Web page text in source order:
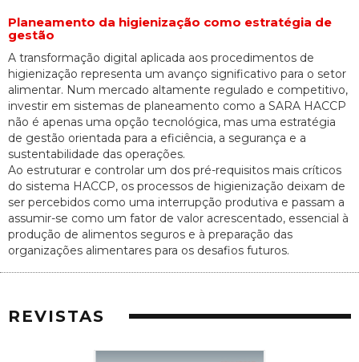
Planeamento da higienização como estratégia de
gestão
A transformação digital aplicada aos procedimentos de
higienização representa um avanço significativo para o setor
alimentar. Num mercado altamente regulado e competitivo,
investir em sistemas de planeamento como a SARA HACCP
não é apenas uma opção tecnológica, mas uma estratégia
de gestão orientada para a eficiência, a segurança e a
sustentabilidade das operações.
Ao estruturar e controlar um dos pré-requisitos mais críticos
do sistema HACCP, os processos de higienização deixam de
ser percebidos como uma interrupção produtiva e passam a
assumir-se como um fator de valor acrescentado, essencial à
produção de alimentos seguros e à preparação das
organizações alimentares para os desafios futuros.
REVISTAS